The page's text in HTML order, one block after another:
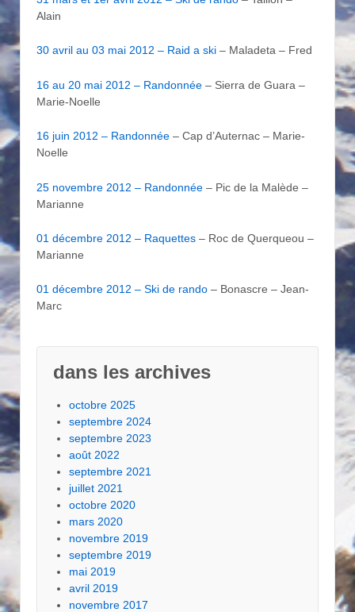
Alain
30 avril au 03 mai 2012 – Raid a ski – Maladeta – Fred
16 au 20 mai 2012 – Randonnée – Sierra de Guara –
Marie-Noelle
16 juin 2012 – Randonnée – Cap d’Auternac – Marie-
Noelle
25 novembre 2012 – Randonnée – Pic de la Malède –
Marianne
01 décembre 2012 – Raquettes – Roc de Querqueou –
Marianne
01 décembre 2012 – Ski de rando – Bonascre – Jean-
Marc
dans les archives
octobre 2025
septembre 2024
septembre 2023
août 2022
septembre 2021
juillet 2021
octobre 2020
mars 2020
novembre 2019
septembre 2019
mai 2019
avril 2019
novembre 2017